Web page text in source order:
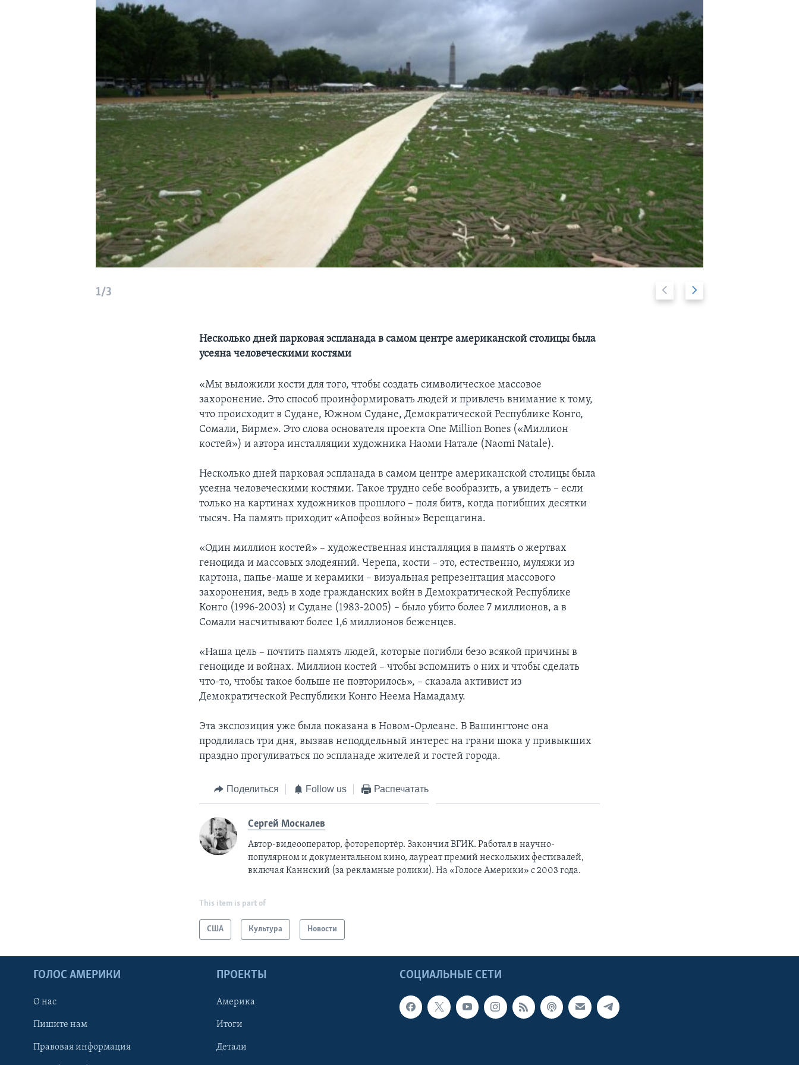
1/3
Previous
slide
Дальше
Несколько дней парковая эспланада в самом центре американской столицы была
усеяна человеческими костями
«Мы выложили кости для того, чтобы создать символическое массовое
захоронение. Это способ проинформировать людей и привлечь внимание к тому,
что происходит в Судане, Южном Судане, Демократической Республике Конго,
Сомали, Бирме». Это слова основателя проекта One Million Bones («Миллион
костей») и автора инсталляции художника Наоми Натале (Naomi Natale).
Несколько дней парковая эспланада в самом центре американской столицы была
усеяна человеческими костями. Такое трудно себе вообразить, а увидеть – если
только на картинах художников прошлого – поля битв, когда погибших десятки
тысяч. На память приходит «Апофеоз войны» Верещагина.
«Один миллион костей» – художественная инсталляция в память о жертвах
геноцида и массовых злодеяний. Черепа, кости – это, естественно, муляжи из
картона, папье-маше и керамики – визуальная репрезентация массового
захоронения, ведь в ходе гражданских войн в Демократической Республике
Конго (1996-2003) и Судане (1983-2005) – было убито более 7 миллионов, а в
Сомали насчитывают более 1,6 миллионов беженцев.
«Наша цель – почтить память людей, которые погибли безо всякой причины в
геноциде и войнах. Миллион костей – чтобы вспомнить о них и чтобы сделать
что-то, чтобы такое больше не повторилось», – сказала активист из
Демократической Республики Конго Неема Намадаму.
Эта экспозиция уже была показана в Новом-Орлеане. В Вашингтоне она
продлилась три дня, вызвав неподдельный интерес на грани шока у привыкших
праздно прогуливаться по эспланаде жителей и гостей города.
Поделиться Follow us Распечатать
Сергей Москалев
Автор-видеооператор, фоторепортёр. Закончил ВГИК. Работал в научно-
популярном и документальном кино, лауреат премий нескольких фестивалей,
включая Каннский (за рекламные ролики). На «Голосе Америки» с 2003 года.
This item is part of
США Культура Новости
СОЦИАЛЬНЫЕ СЕТИ
ГОЛОС АМЕРИКИ
О нас
Пишите нам
Правовая информация
ПРОЕКТЫ
Америка
Итоги
Детали